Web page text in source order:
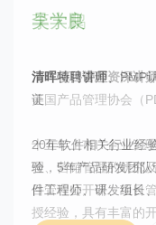
袁辉
清晖项目管理资深讲
PMM信息项目管理师
毕业于西安交通大学
拿大英属哥伦比亚大
人才优胜奖
王琨
清晖项目管理资深讲
PMP、PMI-ACP、
激情洋溢、幽默风趣
入浅出、实用性强、
授课中没有成功学那
门课程中，都很注重
边登峰
清晖特聘讲师、PMP
训讲师、上海交通大
边老师为多家知名企
课程，并作为资深沙
用实体沙盘推演项目
分析，让学员收获完
李大鹏
清晖项目管理资深讲
美国产品管理协会（
十五年上市IT企业管
理、营销管理的研究
目管理公开课、项目
授经验，具有丰富的
吴学良
清晖特聘讲师、PMP
证
20年软件相关行业经
验，5年产品研发团
件工程师、研发组长